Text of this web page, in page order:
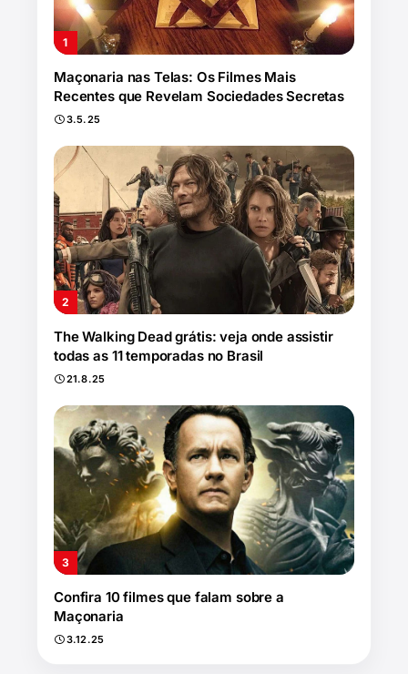
Maçonaria nas Telas: Os Filmes Mais
Recentes que Revelam Sociedades Secretas
3.5.25
The Walking Dead grátis: veja onde assistir
todas as 11 temporadas no Brasil
21.8.25
Confira 10 filmes que falam sobre a
Maçonaria
3.12.25